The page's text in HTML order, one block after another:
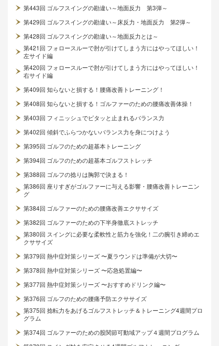
第443回 ゴルフスイングの勘違い～地面反力 第3弾～
第429回 ゴルフスイングの勘違い～床反力・地面反力 第2弾～
第428回 ゴルフスイングの勘違い～地面反力とは～
第421回 フォロースルーで肘が引けてしまう方にはやってほしい！
左サイド編
第420回 フォロースルーで肘が引けてしまう方にはやってほしい！
右サイド編
第409回 知らないと損する！腰痛改善トレーニング！
第408回 知らないと損する！ゴルファーのための腰痛改善体操！
第403回 フィニッシュでピタッと止まれるバランス力
第402回 傾斜でふらつかないバランス力を身につけよう
第395回 ゴルフのための超基本トレーニング
第394回 ゴルフのための超基本ゴルフストレッチ
第388回 ゴルフの捻りは胸郭で決まる！
第386回 座りすぎがゴルファーに与える影響・腰痛改善トレーニン
グ
第384回 ゴルファーのための腰痛改善エクササイズ
第382回 ゴルファーのための下半身徹底ストレッチ
第380回 スイングに必要な柔軟性と筋力を強化！二の腕引き締めエ
クササイズ
第379回 熱中症対策シリーズ 〜夏ラウンドは準備が大切〜
第378回 熱中症対策シリーズ 〜応急処置編〜
第377回 熱中症対策シリーズ 〜おすすめドリンク編〜
第376回 ゴルフのための腰痛予防エクササイズ
第375回 捻転力をあげるゴルフストレッチ＆トレーニング4週間プロ
グラム
第374回 ゴルファーのための股関節可動域アップ４週間プログラム